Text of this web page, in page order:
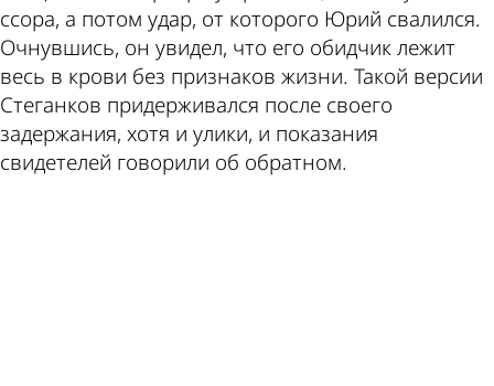
ссора, а потом удар, от которого Юрий свалился.
Очнувшись, он увидел, что его обидчик лежит
весь в крови без признаков жизни. Такой версии
Стеганков придерживался после своего
задержания, хотя и улики, и показания
свидетелей говорили об обратном.
пишет по
этой теме
валют в
Пензе